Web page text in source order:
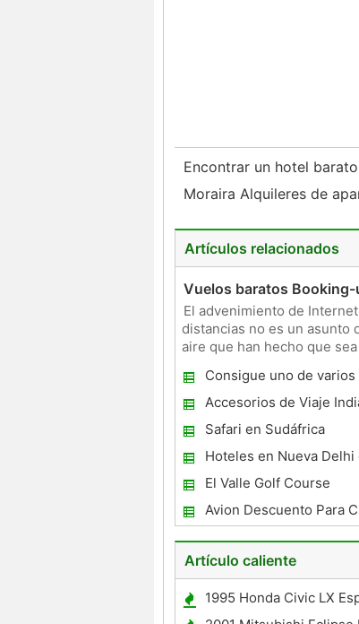
Encontrar un hotel
Moraira Alquileres de
Artículos relacionados
Vuelos baratos
El advenimiento de
distancias no es un asunto
aire que han hecho que
Consigue uno de varios
vacaciones
Accesorios de Viaje
Safari en Sudáfrica
Hoteles en Nueva
servicios emocionantes!
El Valle Golf Course
Avion Descuento Para
Paraíso sin pasarse de
Artículo caliente
1995 Honda Civic LX